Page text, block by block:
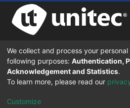
UNIVERSIDAD TECNOLÓGICA
BOULEVARD KENNEDY, V-782, FRENTE A
TEGUCIGALPA, FRANCISCO MORAZÁN, 11101
© 2024 Todos los
Desarrollado en DSpace -
We collect and process your
following purposes: Authentication,
Acknowledgement and Statistics.
To learn more, please read our
Customize